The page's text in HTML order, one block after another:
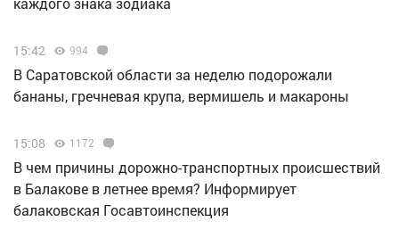
15:42 994
В Саратовской области за неделю подорожали
бананы, гречневая крупа, вермишель и макароны
15:08 1172
В чем причины дорожно-транспортных происшествий
в Балакове в летнее время? Информирует
балаковская Госавтоинспекция